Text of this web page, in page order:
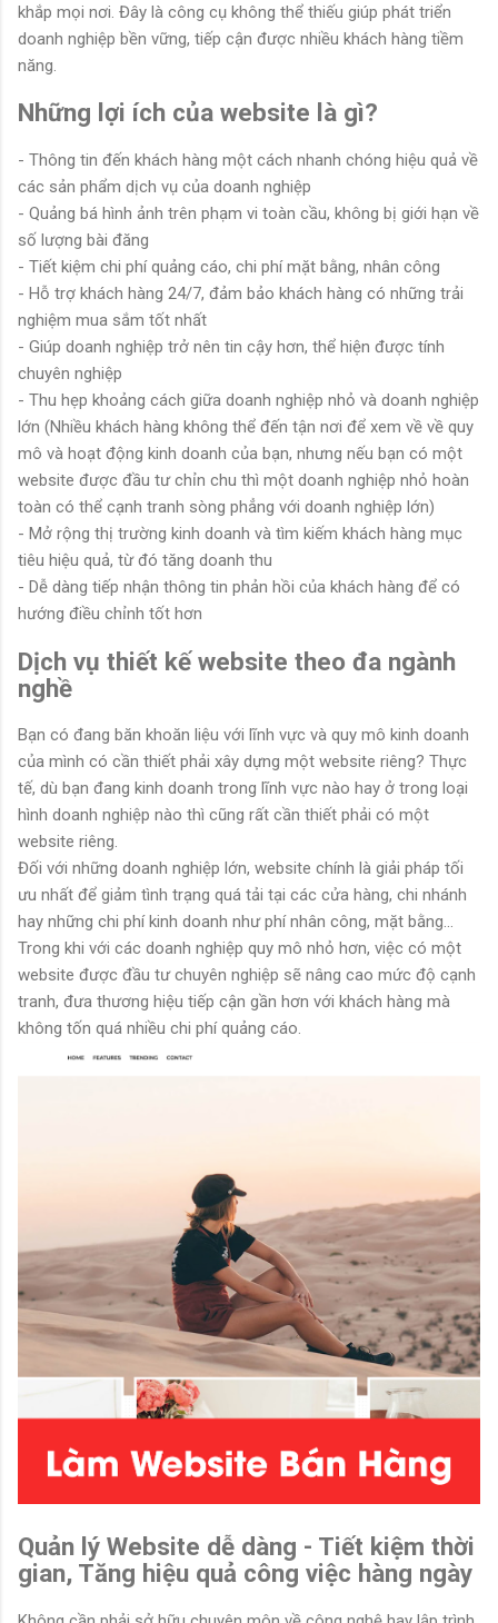
khắp mọi nơi. Đây là công cụ không thể thiếu giúp phát triển
doanh nghiệp bền vững, tiếp cận được nhiều khách hàng tiềm
năng.
Những lợi ích của website là gì?
- Thông tin đến khách hàng một cách nhanh chóng hiệu quả về
các sản phẩm dịch vụ của doanh nghiệp
- Quảng bá hình ảnh trên phạm vi toàn cầu, không bị giới hạn về
số lượng bài đăng
- Tiết kiệm chi phí quảng cáo, chi phí mặt bằng, nhân công
- Hỗ trợ khách hàng 24/7, đảm bảo khách hàng có những trải
nghiệm mua sắm tốt nhất
- Giúp doanh nghiệp trở nên tin cậy hơn, thể hiện được tính
chuyên nghiệp
- Thu hẹp khoảng cách giữa doanh nghiệp nhỏ và doanh nghiệp
lớn (Nhiều khách hàng không thể đến tận nơi để xem về về quy
mô và hoạt động kinh doanh của bạn, nhưng nếu bạn có một
website được đầu tư chỉn chu thì một doanh nghiệp nhỏ hoàn
toàn có thể cạnh tranh sòng phẳng với doanh nghiệp lớn)
- Mở rộng thị trường kinh doanh và tìm kiếm khách hàng mục
tiêu hiệu quả, từ đó tăng doanh thu
- Dễ dàng tiếp nhận thông tin phản hồi của khách hàng để có
hướng điều chỉnh tốt hơn
Dịch vụ thiết kế website theo đa ngành
nghề
Bạn có đang băn khoăn liệu với lĩnh vực và quy mô kinh doanh
của mình có cần thiết phải xây dựng một website riêng? Thực
tế, dù bạn đang kinh doanh trong lĩnh vực nào hay ở trong loại
hình doanh nghiệp nào thì cũng rất cần thiết phải có một
website riêng.
Đối với những doanh nghiệp lớn, website chính là giải pháp tối
ưu nhất để giảm tình trạng quá tải tại các cửa hàng, chi nhánh
hay những chi phí kinh doanh như phí nhân công, mặt bằng...
Trong khi với các doanh nghiệp quy mô nhỏ hơn, việc có một
website được đầu tư chuyên nghiệp sẽ nâng cao mức độ cạnh
tranh, đưa thương hiệu tiếp cận gần hơn với khách hàng mà
không tốn quá nhiều chi phí quảng cáo.
Quản lý Website dễ dàng - Tiết kiệm thời
gian, Tăng hiệu quả công việc hàng ngày